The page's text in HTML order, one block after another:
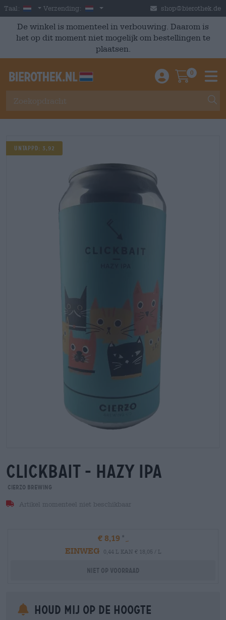
Skip to main content
Taal: Dutch
Verzending: Nederland shop@bierothek.de
De winkel is momenteel in verbouwing. Daarom is
het op dit moment niet mogelijk om bestellingen te
plaatsen.
Einloggen /
0
UNTAPPD: 3,92
clickbait - hazy ipa
Cierzo Brewing
Artikel momenteel niet beschikbaar
€ 8,19
EINWEG
0,44 L KAN € 18,05 / L
Niet op voorraad
Houd mij op de hoogte